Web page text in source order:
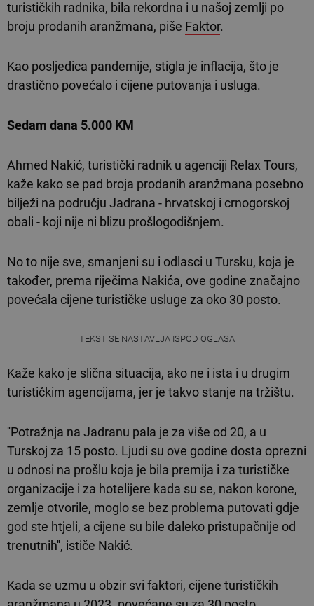
turističkih radnika, bila rekordna i u našoj zemlji po
broju prodanih aranžmana, piše Faktor.
Kao posljedica pandemije, stigla je inflacija, što je
drastično povećalo i cijene putovanja i usluga.
Sedam dana 5.000 KM
Ahmed Nakić, turistički radnik u agenciji Relax Tours,
kaže kako se pad broja prodanih aranžmana posebno
bilježi na području Jadrana - hrvatskoj i crnogorskoj
obali - koji nije ni blizu prošlogodišnjem.
No to nije sve, smanjeni su i odlasci u Tursku, koja je
također, prema riječima Nakića, ove godine značajno
povećala cijene turističke usluge za oko 30 posto.
TEKST SE NASTAVLJA ISPOD OGLASA
Kaže kako je slična situacija, ako ne i ista i u drugim
turističkim agencijama, jer je takvo stanje na tržištu.
''Potražnja na Jadranu pala je za više od 20, a u
Turskoj za 15 posto. Ljudi su ove godine dosta oprezni
u odnosi na prošlu koja je bila premija i za turističke
organizacije i za hotelijere kada su se, nakon korone,
zemlje otvorile, moglo se bez problema putovati gdje
god ste htjeli, a cijene su bile daleko pristupačnije od
trenutnih'', ističe Nakić.
Kada se uzmu u obzir svi faktori, cijene turističkih